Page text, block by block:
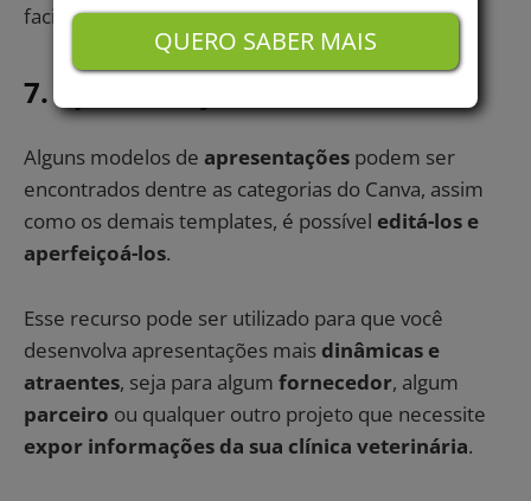
facilitar muito no seu dia a dia e da sua equipe!
7. Apresentação
Alguns modelos de apresentações podem ser
encontrados dentre as categorias do Canva, assim
como os demais templates, é possível editá-los e
aperfeiçoá-los.
Esse recurso pode ser utilizado para que você
desenvolva apresentações mais dinâmicas e
atraentes, seja para algum fornecedor, algum
parceiro ou qualquer outro projeto que necessite
expor informações da sua clínica veterinária.
QUERO SABER MAIS